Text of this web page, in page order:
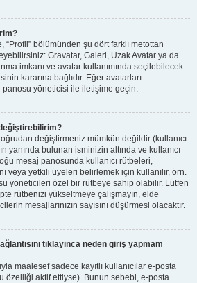
“Profil” bölümünden şu dört farklı metottan
Gravatar, Galeri, Uzak Avatar ya da
imkanı ve avatar kullanımında seçilebilecek
kararına bağlıdır. Eğer avatarları
panosu yöneticisi ile iletişime geçin.
değiştirmeniz mümkün değildir (kullanıcı
yanında bulunan isminizin altında ve kullanıcı
mesaj panosunda kullanıcı rütbeleri,
veya yetkili üyeleri belirlemek için kullanılır, örn.
yöneticileri özel bir rütbeye sahip olabilir. Lütfen
rütbenizi yükseltmeye çalışmayın, elde
mesajlarınızın sayısını düşürmesi olacaktır.
tıklayınca neden giriş yapmam
maalesef sadece kayıtlı kullanıcılar e-posta
özelliği aktif ettiyse). Bunun sebebi, e-posta